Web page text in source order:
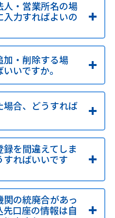
人・営業所名の場
力すればよいの
・削除する場
いですか。
場合、どうすれば
を間違えてしま
すればいいです
の統廃合があっ
先口座の情報は自